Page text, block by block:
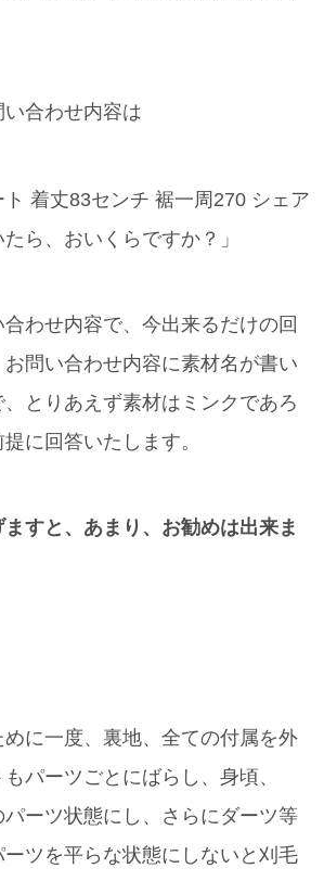
合わせ内容は
ト 着丈83センチ 裾一周270 シェア
ら、おいくらですか？」
わせ内容で、今出来るだけの回
問い合わせ内容に素材名が書い
とりあえず素材はミンクであろ
に回答いたします。
すと、あまり、お勧めは出来ま
に一度、裏地、全ての付属を外
パーツごとにばらし、身頃、
ーツ状態にし、さらにダーツ等
ーツを平らな状態にしないと刈毛